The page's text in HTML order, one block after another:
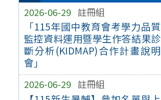
2026-06-29 註冊組
「115年國中教育會考學力品質
監控資料運用暨學生作答結果診
斷分析(KIDMAP)合作計畫說明
會」
2026-06-29 註冊組